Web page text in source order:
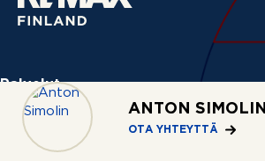
ANTON SIMOLIN
OTA YHTEYTTÄ
Palvelut
Asuntohaku
Myymässä